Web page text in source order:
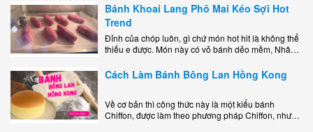
Bánh Khoai Lang Phô Mai Kéo Sợi Hot
Trend
Đỉnh của chóp luôn, gì chứ món hot hit là không thể
thiếu e được. Món này có vỏ bánh dẻo mềm, Nhân
Cách Làm Bánh Bông Lan Hồng Kong
Về cơ bản thì công thức này là một kiểu bánh
Chiffon, được làm theo phương pháp Chiffon, nhưng